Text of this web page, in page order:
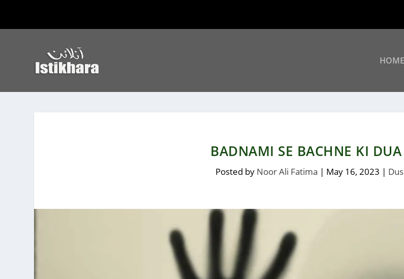
HOME
BADNAMI SE BACHNE KI
Posted by Noor Ali Fatima | May 16, 2023 |